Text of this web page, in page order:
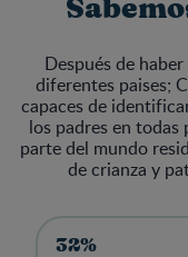
Después de
diferentes paises;
capaces de
los padres en
parte del mundo
de crianza y
32%